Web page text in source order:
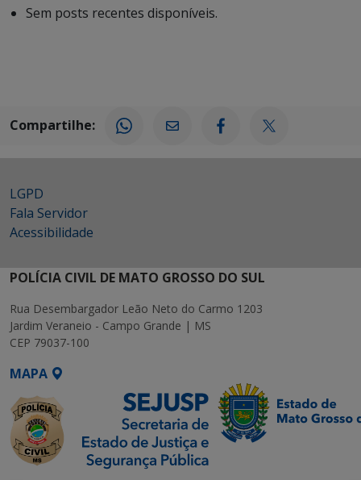
Sem posts recentes disponíveis.
Compartilhe:
LGPD
Fala Servidor
Acessibilidade
POLÍCIA CIVIL DE MATO GROSSO DO SUL
Rua Desembargador Leão Neto do Carmo 1203
Jardim Veraneio - Campo Grande | MS
CEP 79037-100
MAPA